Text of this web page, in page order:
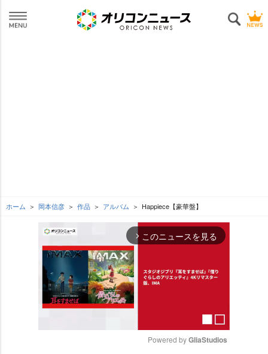
ホーム 岡本信彦 作品 アルバム Happiece【豪華盤】
arrow_forward_ios このニュースを見る
Powered by GliaStudios